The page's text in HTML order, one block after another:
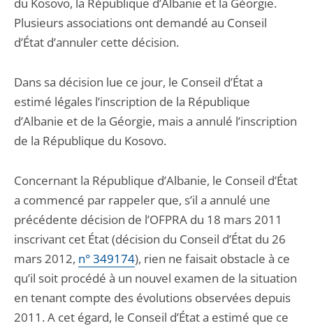
Plusieurs associations ont demandé au Conseil
d’État d’annuler cette décision.
Dans sa décision lue ce jour, le Conseil d’État a
estimé légales l’inscription de la République
d’Albanie et de la Géorgie, mais a annulé l’inscription
de la République du Kosovo.
Concernant la République d’Albanie, le Conseil d’État
a commencé par rappeler que, s’il a annulé une
précédente décision de l’OFPRA du 18 mars 2011
inscrivant cet État (décision du Conseil d’État du 26
mars 2012, n° 349174), rien ne faisait obstacle à ce
qu’il soit procédé à un nouvel examen de la situation
en tenant compte des évolutions observées depuis
2011. A cet égard, le Conseil d’État a estimé que ce